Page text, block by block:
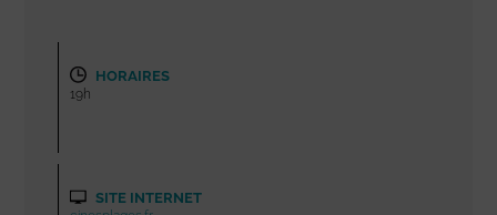
HORAIRES
19h
SITE INTERNET